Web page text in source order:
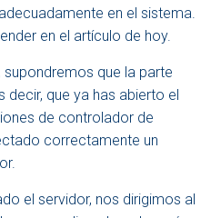
Ó
en el sistema.
en el artículo de hoy.
que la parte
decir, que ya has abierto el
de controlador de
correctamente un
el servidor, nos dirigimos al